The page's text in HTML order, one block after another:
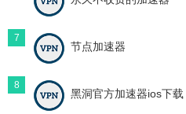
7
节点加速器
8
黑洞官方加速器ios下载